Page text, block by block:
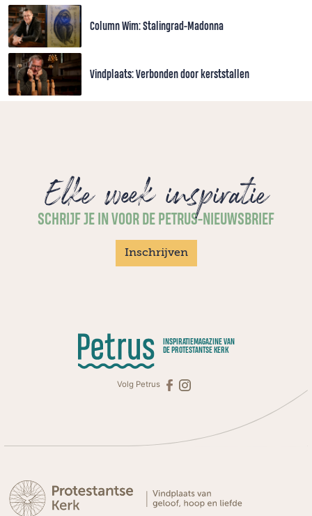
Column Wim: Stalingrad-Madonna
Vindplaats: Verbonden door kerststallen
Elke week inspiratie
SCHRIJF JE IN VOOR DE PETRUS-NIEUWSBRIEF
Inschrijven
INSPIRATIEMAGAZINE VAN
DE PROTESTANTSE KERK
Volg Petrus